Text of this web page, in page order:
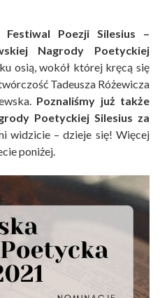
Festiwal Poezji Silesius –
Nagrody Poetyckiej
osią, wokół której kręcą się
Tadeusza Różewicza
Poznaliśmy już także
Poetyckiej Silesius za
widzicie – dzieje się! Więcej
poniżej.